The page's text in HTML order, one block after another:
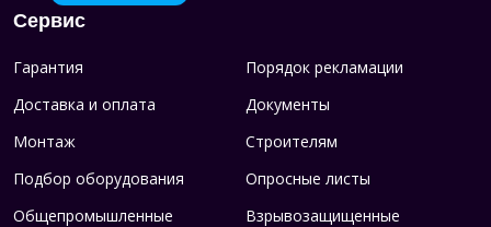
Сервис
Гарантия
Порядок рекламации
Доставка и оплата
Документы
Монтаж
Строителям
Подбор оборудования
Опросные листы
Общепромышленные
Взрывозащищенные